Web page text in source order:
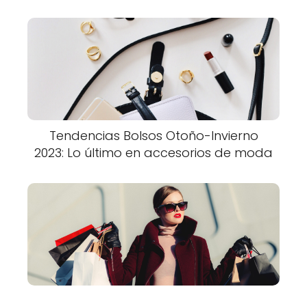
Tendencias Bolsos Otoño-Invierno
2023: Lo último en accesorios de moda